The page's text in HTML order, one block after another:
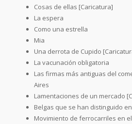
Cosas de ellas [Caricatura]
La espera
Como una estrella
Mia
Una derrota de Cupido
La vacunación obligatoria
Las firmas más antiguas del
Aires
Lamentaciones de un mercado
Belgas que se han distinguido
Movimiento de ferrocarriles en